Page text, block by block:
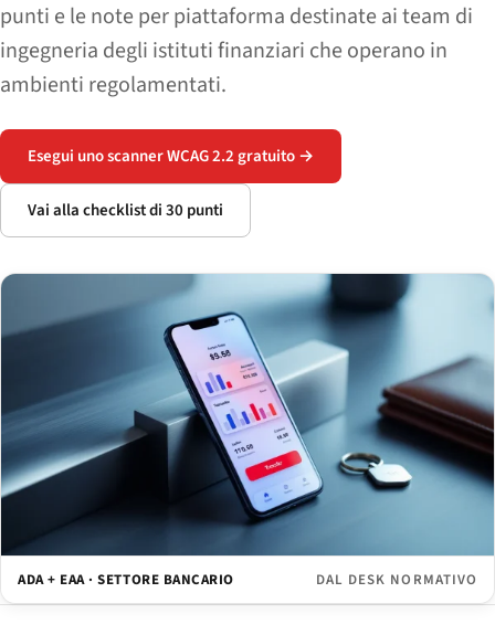
punti e le note per piattaforma destinate ai team di
ingegneria degli istituti finanziari che operano in
ambienti regolamentati.
Esegui uno scanner WCAG 2.2 gratuito →
Vai alla checklist di 30 punti
ADA + EAA · SETTORE BANCARIO DAL DESK NORMATIVO